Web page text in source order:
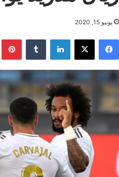
يونيو 15, 2020
فيسبوك ‫X لينكدإن